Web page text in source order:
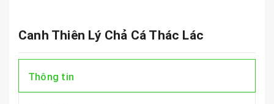
Canh Thiên Lý Chả Cá Thác Lác
Thông tin